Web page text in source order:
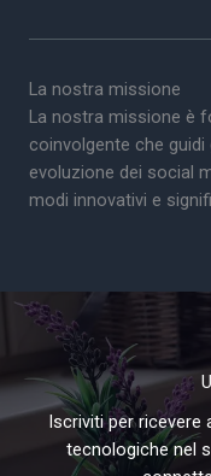
La nostra missione
La nostra missione è
coinvolgente che
evoluzione dei social
modi innovativi e
Iscriviti per ricevere
tecnologiche nel